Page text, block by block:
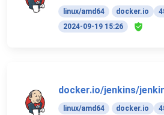
linux/amd64 docker.io
2024-09-19 15:26
docker.io/jenkins/
linux/amd64 docker.io